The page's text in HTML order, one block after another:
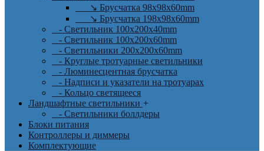
↘ Брусчатка 98x98x60mm
↘ Брусчатка 198x98x60mm
- Светильник 100x200x40mm
- Светильник 100x200x60mm
- Светильники 200x200x60mm
- Круглые тротуарные светильники
- Люминесцентная брусчатка
- Надписи и указатели на тротуарах
- Кольцо светящееся
Ландшафтные светильники +
- Светильники боллдеры
Блоки питания
Контроллеры и диммеры
Комплектующие